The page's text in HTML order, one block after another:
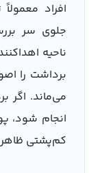
افراد
جلوی سر
ناحیه
برداشت را
می‌ماند. اگر
انجام شود،
کم‌پشتی